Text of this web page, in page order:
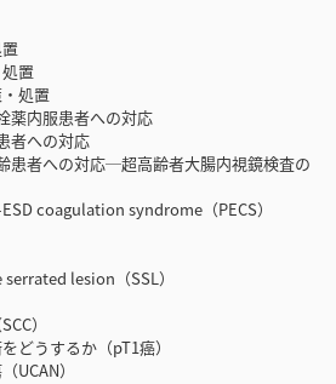
置
処置
内服患者への対応
への対応
者への対応─超高齢者大腸内視鏡検査の
coagulation syndrome（PECS）
lesion（SSL）
）
うするか（pT1癌）
）